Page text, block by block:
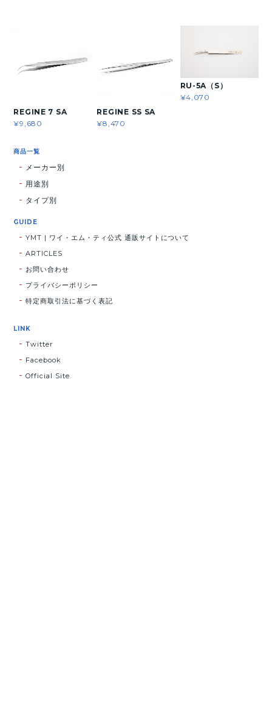
REGINE 7 SA
¥9,680
REGINE SS SA
¥8,470
RU-5A（S）
¥4,070
商品一覧
メーカー別
用途別
タイプ別
GUIDE
YMT | ワイ・エム・ティ公式 通販サイトについて
ARTICLES
お問い合わせ
プライバシーポリシー
特定商取引法に基づく表記
LINK
Twitter
Facebook
Official Site